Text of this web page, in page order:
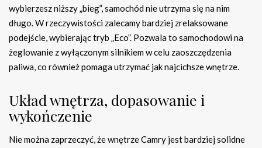
wybierzesz niższy „bieg”, samochód nie utrzyma się na nim
długo. W rzeczywistości zalecamy bardziej zrelaksowane
podejście, wybierając tryb „Eco”. Pozwala to samochodowi na
żeglowanie z wyłączonym silnikiem w celu zaoszczędzenia
paliwa, co również pomaga utrzymać jak najcichsze wnętrze.
Układ wnętrza, dopasowanie i
wykończenie
Nie można zaprzeczyć, że wnętrze Camry jest bardziej solidne